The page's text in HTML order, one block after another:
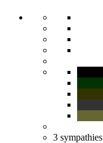
3 sympathies